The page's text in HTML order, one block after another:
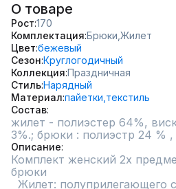
О товаре
Рост 170
Комплектация Брюки, Жилет
Цвет бежевый
Сезон Круглогодичный
Коллекция Праздничная
СтильНарядный
Материал пайетки, текстиль
Состав
жилет - полиэстер 64%,
3%.; брюки : полиэстр 24 % ,
Описание
Комплект женский 2х
брюки